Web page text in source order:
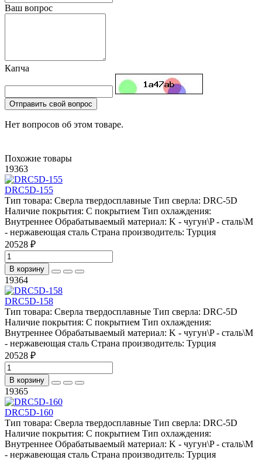
Ваш вопрос
Капча
Отправить свой вопрос
Нет вопросов об этом товаре.
Похожие товары
19363
DRC5D-155
Тип товара: Сверла твердосплавные Тип сверла: DRC-5D
Наличие покрытия: С покрытием Тип охлаждения:
Внутреннее Обрабатываемый материал: K - чугун\P - сталь\М
- нержавеющая сталь Страна производитель: Турция
20528 ₽
В корзину
19364
DRC5D-158
Тип товара: Сверла твердосплавные Тип сверла: DRC-5D
Наличие покрытия: С покрытием Тип охлаждения:
Внутреннее Обрабатываемый материал: K - чугун\P - сталь\М
- нержавеющая сталь Страна производитель: Турция
20528 ₽
В корзину
19365
DRC5D-160
Тип товара: Сверла твердосплавные Тип сверла: DRC-5D
Наличие покрытия: С покрытием Тип охлаждения:
Внутреннее Обрабатываемый материал: K - чугун\P - сталь\М
- нержавеющая сталь Страна производитель: Турция